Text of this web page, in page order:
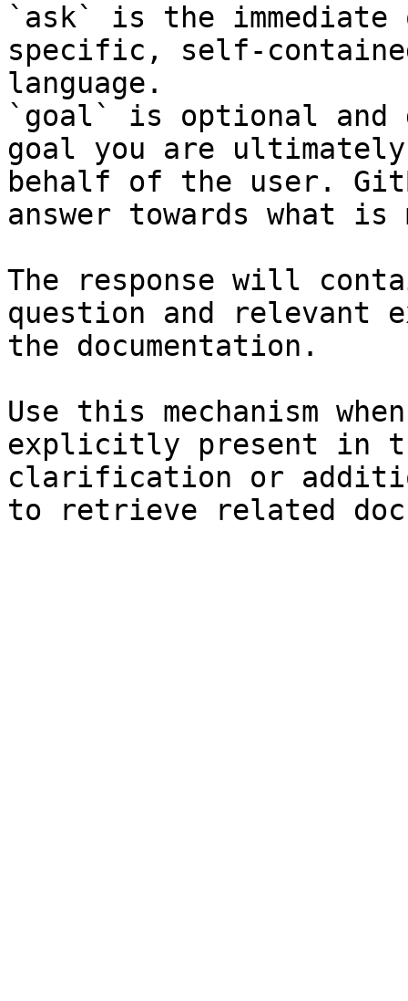
`ask` is the
specific, self-
language.
`goal` is optional and
goal you are
behalf of the user.
answer towards what
The response will
question and relevant
the documentation.
Use this mechanism
explicitly present in
clarification or